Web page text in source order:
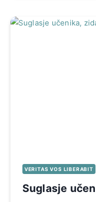
VERITAS VOS LIBERABIT
Suglasje